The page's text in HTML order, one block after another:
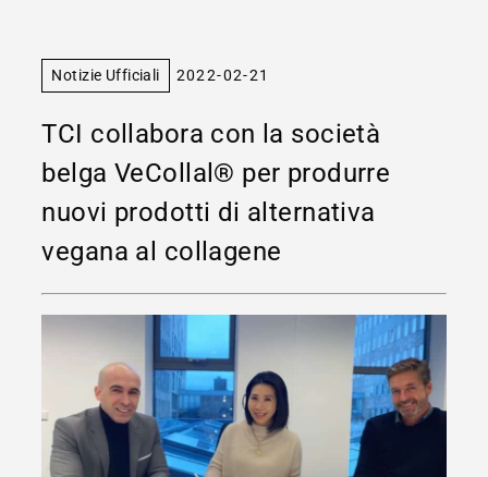
Notizie Ufficiali 2022-02-21
TCI collabora con la società
belga VeCollal® per produrre
nuovi prodotti di alternativa
vegana al collagene